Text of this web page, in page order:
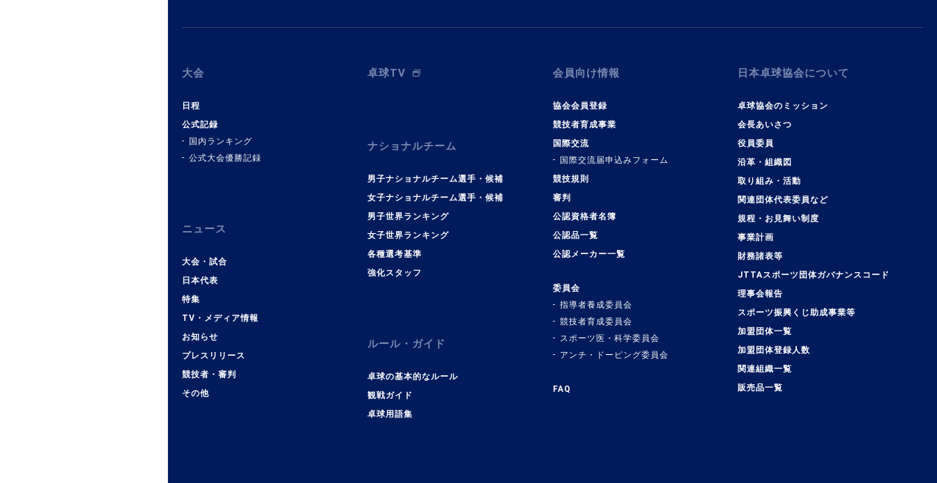
大会
日程
公式記録
国内ランキング
公式大会優勝記録
ニュース
大会・試合
日本代表
特集
TV・メディア情報
お知らせ
プレスリリース
競技者・審判
その他
卓球TV
ナショナルチーム
男子ナショナルチーム選手・候補
女子ナショナルチーム選手・候補
男子世界ランキング
女子世界ランキング
各種選考基準
強化スタッフ
ルール・ガイド
卓球の基本的なルール
観戦ガイド
卓球用語集
会員向け情報
協会会員登録
競技者育成事業
国際交流
国際交流届申込みフォーム
競技規則
審判
公認資格者名簿
公認品一覧
公認メーカー一覧
委員会
指導者養成委員会
競技者育成委員会
スポーツ医・科学委員会
アンチ・ドーピング委員会
FAQ
日本卓球協会について
卓球協会のミッション
会長あいさつ
役員委員
沿革・組織図
取り組み・活動
関連団体代表委員など
規程・お見舞い制度
事業計画
財務諸表等
JTTAスポーツ団体ガバナンスコード
理事会報告
スポーツ振興くじ助成事業等
加盟団体一覧
加盟団体登録人数
関連組織一覧
販売品一覧